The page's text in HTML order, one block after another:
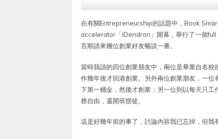
在有關Entrepreneurship的話題中，Book
accelerator「iDendron」開幕，舉行了一個
言順請來幾位創業好友暢談一番。
當時我請的四位創業朋友中，兩位是畢業自名
作幾年後才回港創業。另外兩位創業朋友，一
下第一桶金，然後才創業；另一位則以每天只
務自由，還開班授徒。
這是好幾年前的事了，討論內容我已忘掉，但我